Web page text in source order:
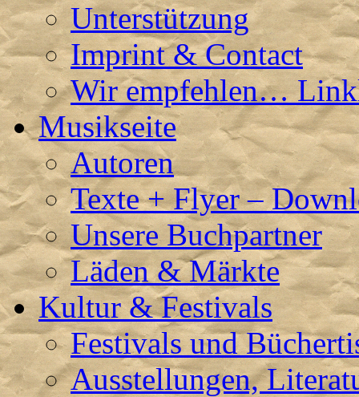
Unterstützung
Imprint & Contact
Wir empfehlen…
Musikseite
Autoren
Texte + Flyer –
Unsere Buchpartner
Läden & Märkte
Kultur & Festivals
Festivals und
Ausstellungen,